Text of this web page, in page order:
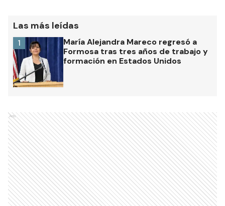
Las más leídas
María Alejandra Mareco regresó a
Formosa tras tres años de trabajo y
formación en Estados Unidos
1
Ads